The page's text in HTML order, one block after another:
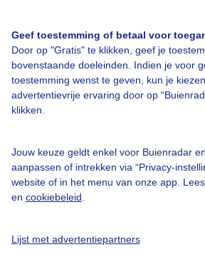
Geef toestemming of betaal voor
Door op "Gratis" te klikken, geef je
bovenstaande doeleinden. Indien je voor
toestemming wenst te geven, kun je
advertentievrije ervaring door op
klikken.
Jouw keuze geldt enkel voor Buienradar
aanpassen of intrekken via “Privacy-
website of in het menu van onze app.
en cookiebeleid
Lijst met advertentiepartners
Veelgestelde vragen
Contact
Toegankelijkheid
Buienradar Team
Privacy beleid
Privacy instellingen